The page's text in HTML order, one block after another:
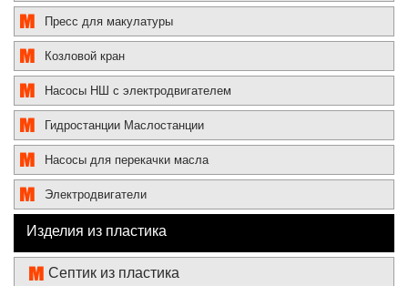
Пресс для макулатуры
Козловой кран
Насосы НШ с электродвигателем
Гидростанции Маслостанции
Насосы для перекачки масла
Электродвигатели
Изделия из пластика
Септик из пластика